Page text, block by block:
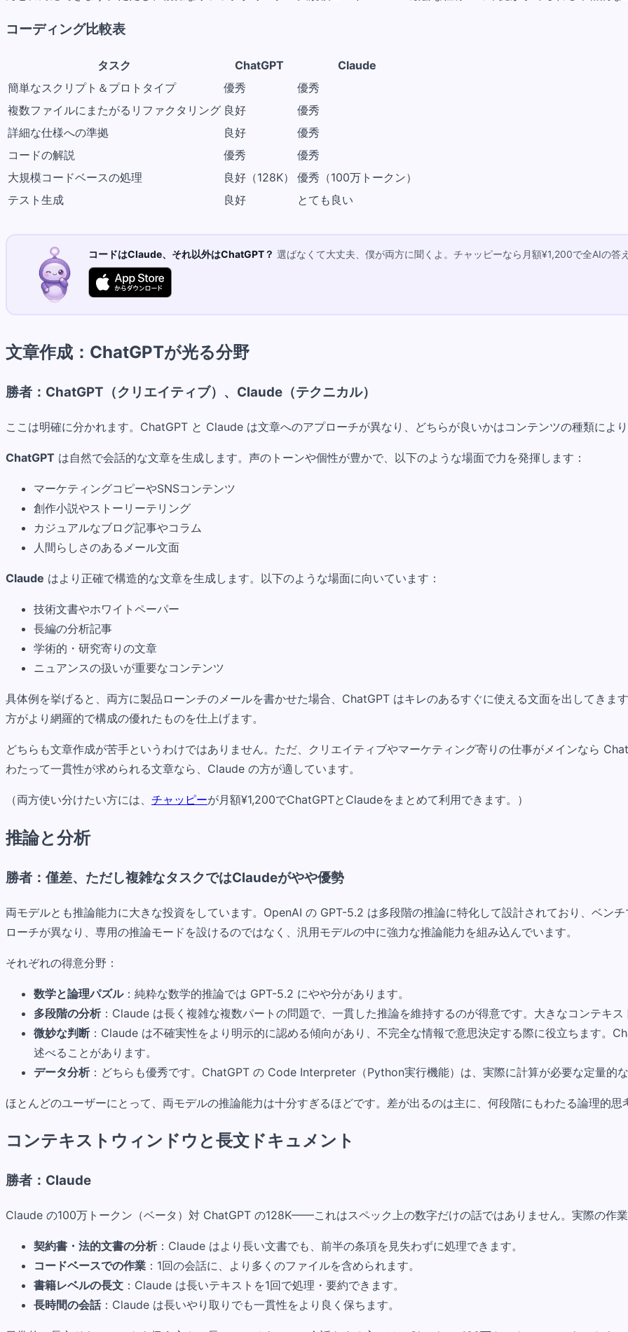
コーディング比較表
タスク ChatGPT
Claude
簡単なスクリプト＆プロトタイプ
優秀
優秀
複数ファイルにまたがるリファクタリング 良好
優秀
詳細な仕様への準拠
良好
優秀
コードの解説
優秀
優秀
大規模コードベースの処理
良好（128K）
優秀（100万トークン）
テスト生成
良好 とても良い
コードはClaude、それ以外はChatGPT？ 選ばなくて大丈夫、僕が両方に聞くよ。チャッピーなら月額¥1,200で全AIの答
文章作成：ChatGPTが光る分野
勝者：ChatGPT（クリエイティブ）、Claude（テクニカル）
ここは明確に分かれます。ChatGPT と Claude は文章へのアプローチが異なり、どちらが良いかはコンテンツの種類により
ChatGPT は自然で会話的な文章を生成します。声のトーンや個性が豊かで、以下のような場面で力を発揮します：
マーケティングコピーやSNSコンテンツ
創作小説やストーリーテリング
カジュアルなブログ記事やコラム
人間らしさのあるメール文面
Claude はより正確で構造的な文章を生成します。以下のような場面に向いています：
技術文書やホワイトペーパー
長編の分析記事
学術的・研究寄りの文章
ニュアンスの扱いが重要なコンテンツ
具体例を挙げると、両方に製品ローンチのメールを書かせた場合、ChatGPT はキレのあるすぐに使える文面を出してき
方がより網羅的で構成の優れたものを仕上げます。
どちらも文章作成が苦手というわけではありません。ただ、クリエイティブやマーケティング寄りの仕事がメインなら
わたって一貫性が求められる文章なら、Claude の方が適しています。
（両方使い分けたい方には、 チャッピーが月額¥1,200でChatGPTとClaudeをまとめて利用できます。）
推論と分析
勝者：僅差、ただし複雑なタスクではClaudeがやや優勢
両モデルとも推論能力に大きな投資をしています。OpenAI の GPT-5.2 は多段階の推論に特化して設計されており、ベン
ローチが異なり、専用の推論モードを設けるのではなく、汎用モデルの中に強力な推論能力を組み込んでいます。
それぞれの得意分野：
数学と論理パズル：純粋な数学的推論では GPT-5.2 にやや分があります。
多段階の分析：Claude は長く複雑な複数パートの問題で、一貫した推論を維持するのが得意です。大きなコンテキス
微妙な判断 ：Claude は不確実性をより明示的に認める傾向があり、不完全な情報で意思決定する際に役立ちます。
述べることがあります。
データ分析：どちらも優秀です。ChatGPT の Code Interpreter（Python実行機能）は、実際に計算が必要な定量的
ほとんどのユーザーにとって、両モデルの推論能力は十分すぎるほどです。差が出るのは主に、何段階にもわたる論理的思
コンテキストウィンドウと長文ドキュメント
勝者：Claude
Claude の100万トークン（ベータ）対 ChatGPT の128K——これはスペック上の数字だけの話ではありません。実際の作業
契約書・法的文書の分析：Claude はより長い文書でも、前半の条項を見失わずに処理できます。
コードベースでの作業 ：1回の会話に、より多くのファイルを含められます。
書籍レベルの長文 ：Claude は長いテキストを1回で処理・要約できます。
長時間の会話：Claude は長いやり取りでも一貫性をより良く保ちます。